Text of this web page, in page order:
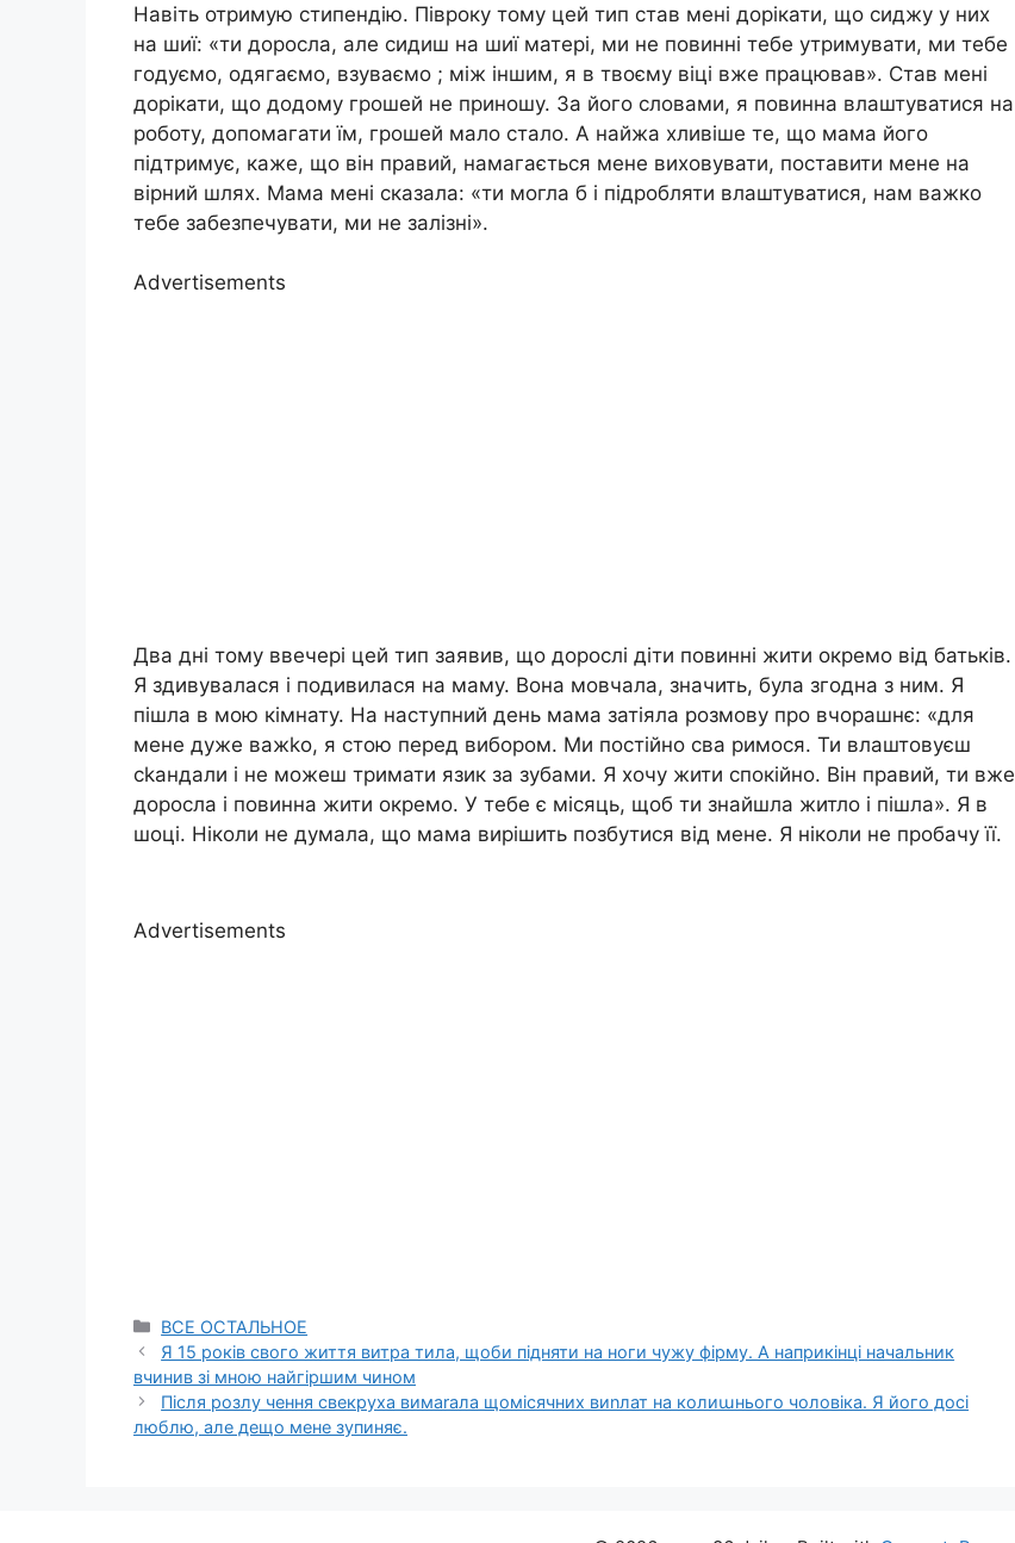
Навіть отримую стипендію. Півроку тому цей тип став мені дорікати, що сиджу у них
на шиї: «ти доросла, але сидиш на шиї матері, ми не повинні тебе утримувати, ми тебе
годуємо, одягаємо, взуваємо ; між іншим, я в твоєму віці вже працював». Став мені
дорікати, що додому грошей не приношу. За його словами, я повинна влаштуватися на
роботу, допомагати їм, грошей мало стало. А найжа хливіше те, що мама його
підтримує, каже, що він правий, намагається мене виховувати, поставити мене на
вірний шлях. Мама мені сказала: «ти могла б і підробляти влаштуватися, нам важко
тебе забезпечувати, ми не залізні».
Advertisements
Два дні тому ввечері цей тип заявив, що дорослі діти повинні жити окремо від батьків.
Я здивувалася і подивилася на маму. Вона мовчала, значить, була згодна з ним. Я
пішла в мою кімнату. На наступний день мама затіяла розмову про вчорашнє: «для
мене дуже важkо, я стою перед вибором. Ми постійно сва римося. Ти влаштовуєш
сkандали і не можеш тримати язик за зубами. Я хочу жити спокійно. Він правий, ти вже
доросла і повинна жити окремо. У тебе є місяць, щоб ти знайшла житло і пішла». Я в
шоці. Ніколи не думала, що мама вирішить позбутися від мене. Я ніколи не пробачу її.
Advertisements
Categories
ВСЕ ОСТАЛЬНОЕ
Я 15 років свого життя витра тила, щоби підняти на ноги чужу фірму. А наприкінці начальник
вчинив зі мною найгіршим чином
Після розлу чення свекруха вимаrала щомісячних виnлат на колиաнього чоловіка. Я його досі
люблю, але дещо мене зупиняє.